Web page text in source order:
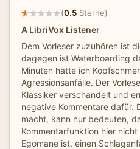
(0.5 Sterne)
A LibriVox Listener
Dem Vorleser zuzuhören ist
dagegen ist Waterboarding
Minuten hatte ich
Agressionsanfälle. Der
Klassiker verschandelt und
negative Kommentare dafür.
macht, kann nur bedeuten,
Kommentarfunktion hier
Egomane ist, einen